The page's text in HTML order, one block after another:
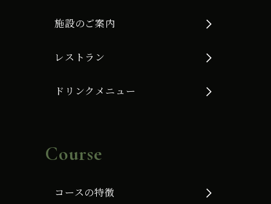
施設のご案内
レストラン
ドリンクメニュー
Course
コースの特徴